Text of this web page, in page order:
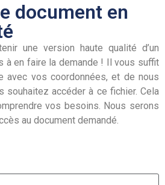
document en
une version haute qualité d’un
à en faire la demande ! Il vous suffit
avec vos coordonnées, et de nous
souhaitez accéder à ce fichier. Cela
vos besoins. Nous serons
au document demandé.